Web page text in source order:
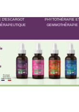
D'ESCARGOT
PHYTOTHÉRAPIE
GEMMOTHÉRAPIE